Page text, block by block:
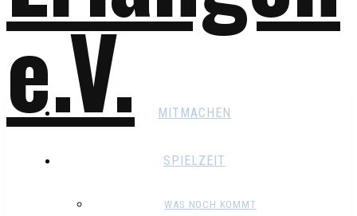
MITMACHEN
SPIELZEIT
WAS NOCH KOMMT